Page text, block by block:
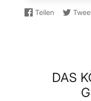
Teilen
Auf
Wird
Auf
Wird
geöffnet.
DAS